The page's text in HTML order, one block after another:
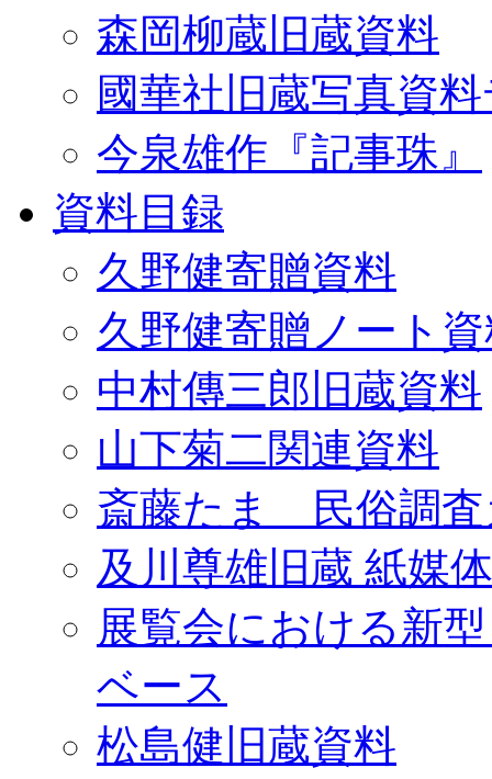
森岡柳蔵旧蔵資料
國華社旧蔵写真資
今泉雄作『記事珠』
資料目録
久野健寄贈資料
久野健寄贈ノート
中村傳三郎旧蔵資料
山下菊二関連資料
斎藤たま 民俗調査
及川尊雄旧蔵 紙媒
展覧会における新
ベース
松島健旧蔵資料